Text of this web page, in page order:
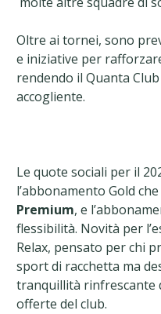
Oltre ai tornei, sono
e iniziative per
rendendo il Quanta
accogliente.
Le quote sociali per il
l’abbonamento Gold
Premium, e
flessibilità. Novità per
Relax, pensato per chi
sport di racchetta ma
tranquillità rinfrescante
offerte del club.